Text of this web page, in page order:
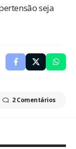
seja
2 Comentários